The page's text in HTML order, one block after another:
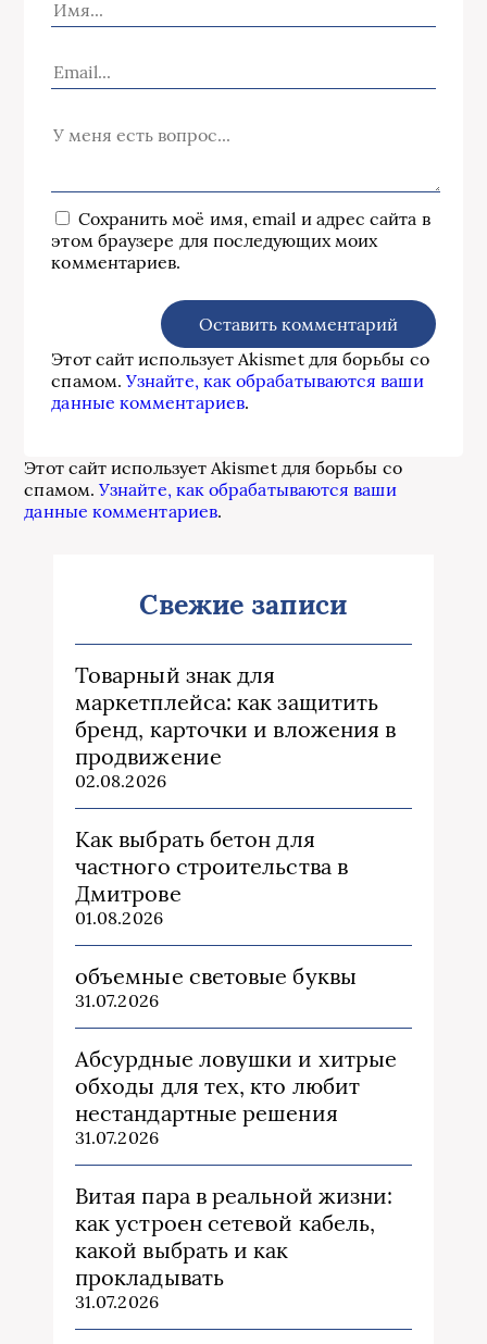
Сохранить моё имя, email и адрес сайта в
этом браузере для последующих моих
комментариев.
Этот сайт использует Akismet для борьбы со
спамом.Узнайте, как обрабатываются ваши
данные комментариев.
Этот сайт использует Akismet для борьбы со
спамом.Узнайте, как обрабатываются ваши
данные комментариев.
Свежие записи
Товарный знак для
маркетплейса: как защитить
бренд, карточки и вложения в
продвижение
02.08.2026
Как выбрать бетон для
частного строительства в
Дмитрове
01.08.2026
объемные световые буквы
31.07.2026
Абсурдные ловушки и хитрые
обходы для тех, кто любит
нестандартные решения
31.07.2026
Витая пара в реальной жизни:
как устроен сетевой кабель,
какой выбрать и как
прокладывать
31.07.2026